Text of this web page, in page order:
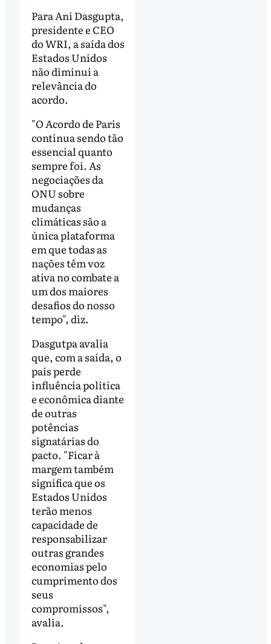
Para Ani Dasgupta,
presidente e CEO
do WRI, a saída dos
Estados Unidos
não diminui a
relevância do
acordo.
"O Acordo de Paris
continua sendo tão
essencial quanto
sempre foi. As
negociações da
ONU sobre
mudanças
climáticas são a
única plataforma
em que todas as
nações têm voz
ativa no combate a
um dos maiores
desafios do nosso
tempo", diz.
Dasgutpa avalia
que, com a saída, o
país perde
influência política
e econômica diante
de outras
potências
signatárias do
pacto. "Ficar à
margem também
significa que os
Estados Unidos
terão menos
capacidade de
responsabilizar
outras grandes
economias pelo
cumprimento dos
seus
compromissos",
avalia.